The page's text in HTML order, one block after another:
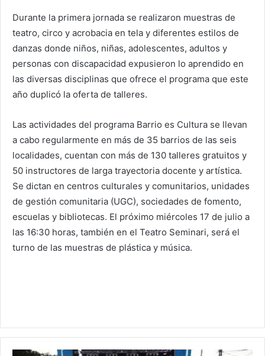
Durante la primera jornada se realizaron muestras de
teatro, circo y acrobacia en tela y diferentes estilos de
danzas donde niños, niñas, adolescentes, adultos y
personas con discapacidad expusieron lo aprendido en
las diversas disciplinas que ofrece el programa que este
año duplicó la oferta de talleres.
Las actividades del programa Barrio es Cultura se llevan
a cabo regularmente en más de 35 barrios de las seis
localidades, cuentan con más de 130 talleres gratuitos y
50 instructores de larga trayectoria docente y artística.
Se dictan en centros culturales y comunitarios, unidades
de gestión comunitaria (UGC), sociedades de fomento,
escuelas y bibliotecas. El próximo miércoles 17 de julio a
las 16:30 horas, también en el Teatro Seminari, será el
turno de las muestras de plástica y música.